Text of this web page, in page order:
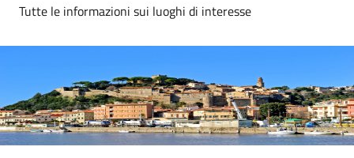
Tutte le informazioni sui luoghi di interesse